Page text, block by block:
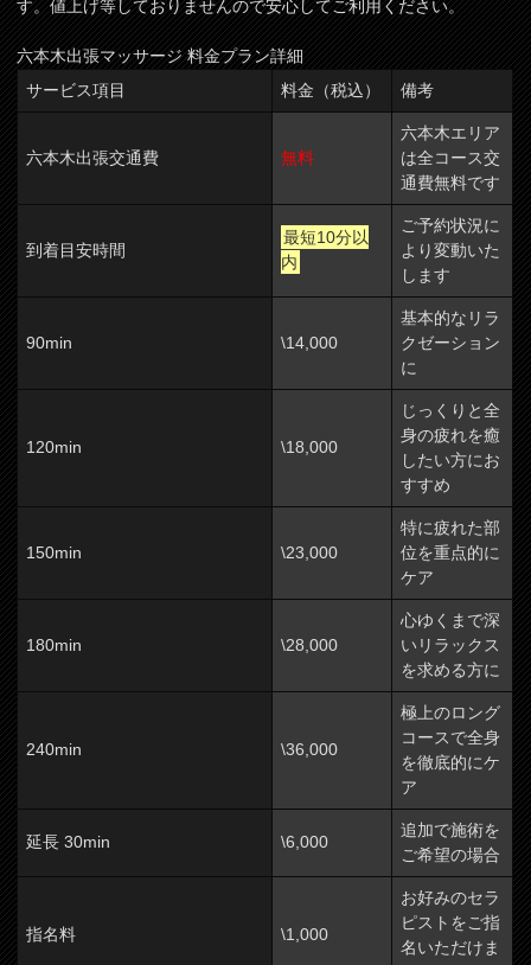
す。値上げ等しておりませんので安心してご利用ください。
六本木出張マッサージ 料金プラン詳細
サービス項目
料金（税込） 備考
六本木出張交通費 無料
六本木エリア
は全コース交
通費無料です
到着目安時間
最短10分以
内
ご予約状況に
より変動いた
します
90min \14,000
基本的なリラ
クゼーション
に
120min \18,000
じっくりと全
身の疲れを癒
したい方にお
すすめ
150min \23,000
特に疲れた部
位を重点的に
ケア
180min \28,000
心ゆくまで深
いリラックス
を求める方に
240min \36,000
極上のロング
コースで全身
を徹底的にケ
ア
延長 30min \6,000
追加で施術を
ご希望の場合
指名料 \1,000
お好みのセラ
ピストをご指
名いただけま